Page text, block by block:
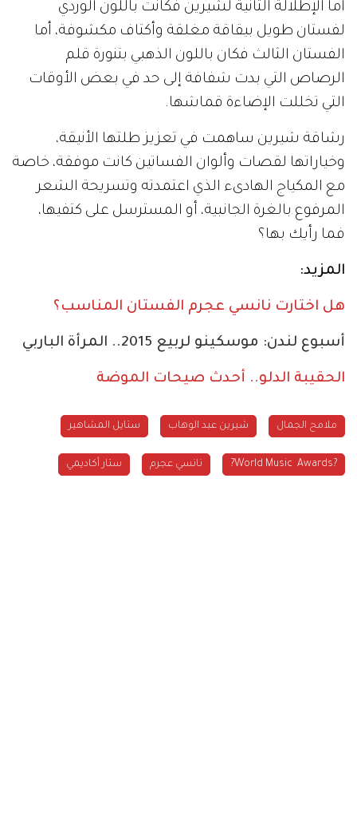
أما الإطلالة الثانية لشيرين فكانت باللون الوردي
لفستان طويل بيقاقة مغلقة وأكتاف مكشوفة، أما
الفستان الثالث فكان باللون الذهبي بتنورة قلم
الرصاص التي بدت شفافة إلى حد في بعض الأوقات
التي تخللت الإضاءة قماشها.
رشاقة شيرين ساهمت في تعزيز طلتها الأنيقة،
وخياراتها لقصات وألوان الفساتين كانت موفقة، خاصة
مع المكياج الهادىء الذي اعتمدته وتسريحة الشعر
المرفوع بالغرة الجانبية، أو المسترسل على كتفيها،
فما رأيك بها؟
المزيد:
هل اختارت نانسي عجرم الفستان المناسب؟
أسبوع لندن: موسكينو لربيع 2015.. المرأة الباربي
الحقيبة الدلو.. أحدث صيحات الموضة
ملامح الجمال شيرين عبد الوهاب ستايل المشاهير
‏?World Music Awards? نانسي عجرم ستار أكاديمي